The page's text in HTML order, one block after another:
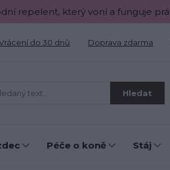
repelent, který voní a funguje
do 30 dnů Doprava zdarma
Hledat
Péče o koně Stáj